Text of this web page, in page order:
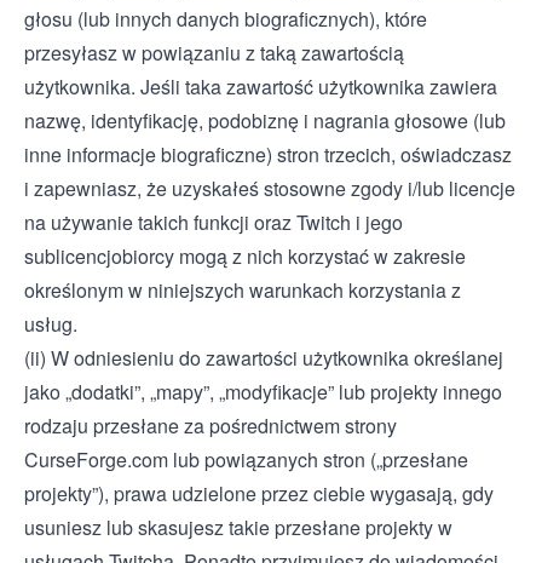
głosu (lub innych danych biograficznych), które
przesyłasz w powiązaniu z taką zawartością
użytkownika. Jeśli taka zawartość użytkownika zawiera
nazwę, identyfikację, podobiznę i nagrania głosowe (lub
inne informacje biograficzne) stron trzecich, oświadczasz
i zapewniasz, że uzyskałeś stosowne zgody i/lub licencje
na używanie takich funkcji oraz Twitch i jego
sublicencjobiorcy mogą z nich korzystać w zakresie
określonym w niniejszych warunkach korzystania z
usług.
(ii) W odniesieniu do zawartości użytkownika określanej
jako „dodatki”, „mapy”, „modyfikacje” lub projekty innego
rodzaju przesłane za pośrednictwem strony
CurseForge.com lub powiązanych stron („przesłane
projekty”), prawa udzielone przez ciebie wygasają, gdy
usuniesz lub skasujesz takie przesłane projekty w